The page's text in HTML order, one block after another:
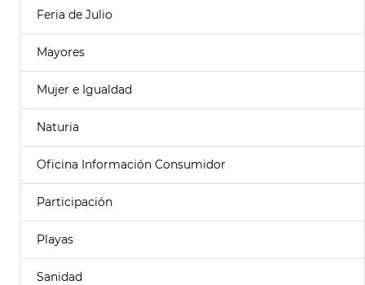
Feria de Julio
Mayores
Mujer e Igualdad
Naturia
Oficina Información Consumidor
Participación
Playas
Sanidad